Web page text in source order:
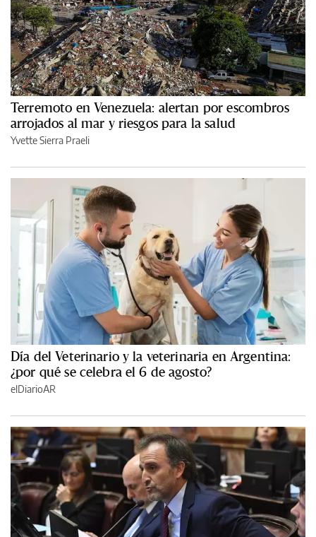
Terremoto en Venezuela: alertan por escombros
arrojados al mar y riesgos para la salud
Yvette Sierra Praeli
Día del Veterinario y la veterinaria en Argentina:
¿por qué se celebra el 6 de agosto?
elDiarioAR